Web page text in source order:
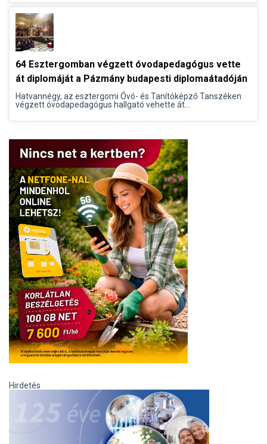
64 Esztergomban végzett óvodapedagógus vette
át diplomáját a Pázmány budapesti diplomaátadóján
Hatvannégy, az esztergomi Óvó- és Tanítóképző Tanszéken
végzett óvodapedagógus hallgató vehette át...
Hirdetés